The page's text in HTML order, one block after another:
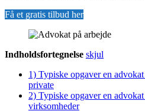
Få et gratis tilbud her
Indholdsfortegnelse skjul
1) Typiske opgaver en
private
2) Typiske opgaver en
virksomheder